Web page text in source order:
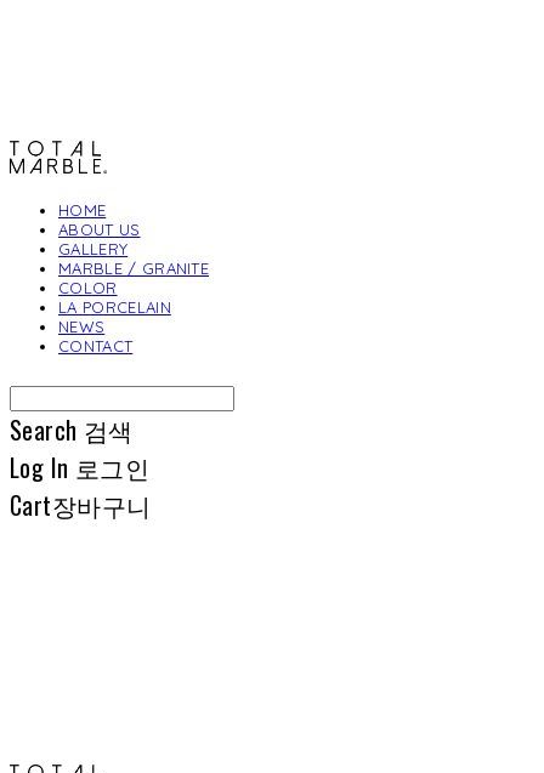
HOME
ABOUT US
GALLERY
MARBLE / GRANITE
COLOR
LA PORCELAIN
NEWS
CONTACT
Search 검색
Log In 로그인
Cart장바구니